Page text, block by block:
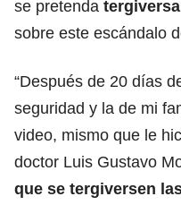
se pretenda
sobre este escándalo
“Después de 20 días
seguridad y la de mi
video, mismo que le
doctor Luis Gustavo
que se tergiversen